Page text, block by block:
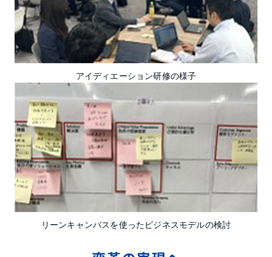
アイディエーション研修の様子
リーンキャンバスを使ったビジネスモデルの検討